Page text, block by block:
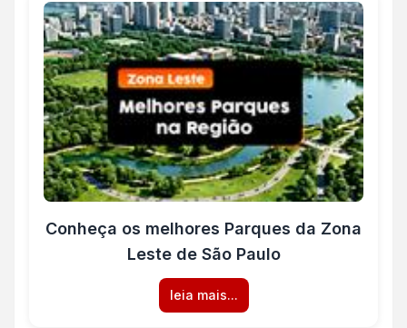
Conheça os melhores Parques da Zona
Leste de São Paulo
leia mais...